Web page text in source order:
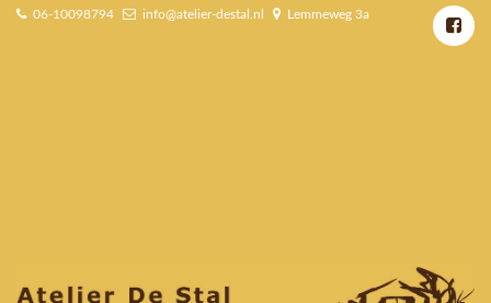
06-10098794 info@atelier-destal.nl Lemmeweg 3a